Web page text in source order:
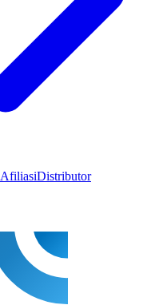
AfiliasiDistributor